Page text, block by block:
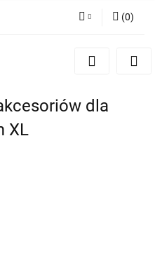
Zaloguj się
(0)
dla
XL